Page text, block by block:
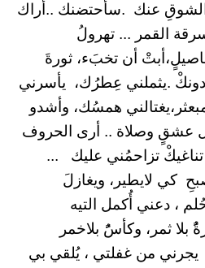
عنك .سأحتضنك ..أراك
القمر ... تهرولُ
أن تخبَء، ثورةَ
دونكْ .يثملني عِطرُك، يأسرني
همسُك، وأشدو
عشقٍ وصلاة .. أرى الحروف
تزاحمُني عليك ...
كي لايطير، ويغازلَ
، دعني أُكمل التيه
ثمر، وكأسًُ بلاخمر
من غفلتي ، يُلقي بي